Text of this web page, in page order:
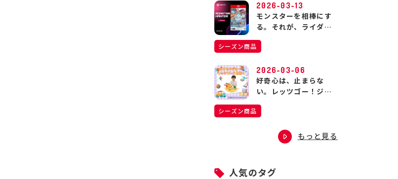
2026-03-13
モンスターを相棒にす
る。それが、ライダー
の生きる道。
シーズン商品
2026-03-06
好奇心は、止まらな
い。レッツゴー！ジョ
ージの大冒険！
シーズン商品
もっと見る
人気のタグ